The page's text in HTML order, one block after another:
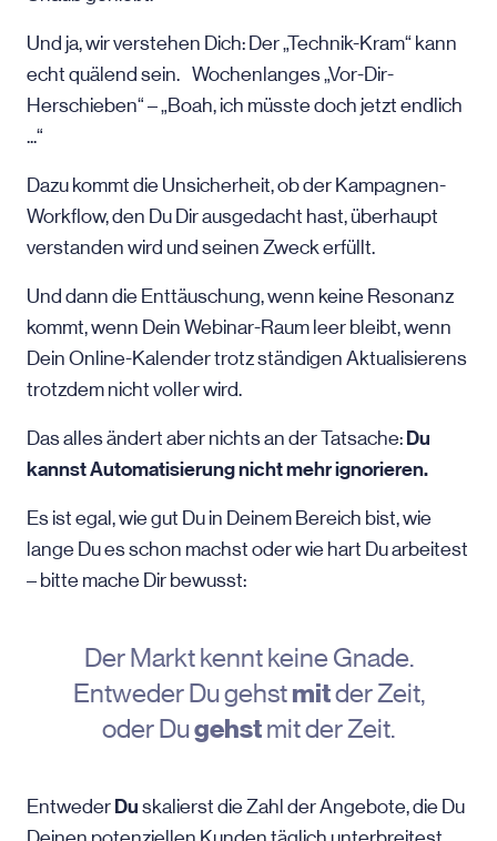
Und ja, wir verstehen Dich: Der „Technik-Kram“ kann
echt quälend sein. Wochenlanges „Vor-Dir-
Herschieben“ – „Boah, ich müsste doch jetzt endlich
...“
Dazu kommt die Unsicherheit, ob der Kampagnen-
Workflow, den Du Dir ausgedacht hast, überhaupt
verstanden wird und seinen Zweck erfüllt.
Und dann die Enttäuschung, wenn keine Resonanz
kommt, wenn Dein Webinar-Raum leer bleibt, wenn
Dein Online-Kalender trotz ständigen Aktualisierens
trotzdem nicht voller wird.
Das alles ändert aber nichts an der Tatsache: Du
kannst Automatisierung nicht mehr ignorieren.
Es ist egal, wie gut Du in Deinem Bereich bist, wie
lange Du es schon machst oder wie hart Du arbeitest
– bitte mache Dir bewusst:
Der Markt kennt keine Gnade.
Entweder Du gehstmitder Zeit,
oder Dugehstmit der Zeit.
Entweder Du skalierst die Zahl der Angebote, die Du